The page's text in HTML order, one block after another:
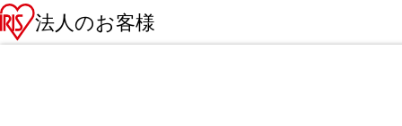
法人のお客様